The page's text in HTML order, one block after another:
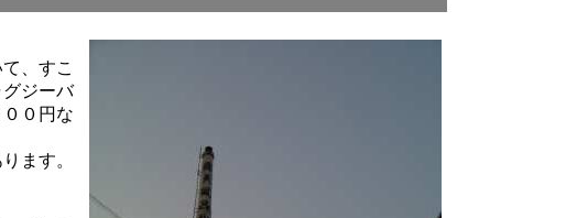
、すこ
ジーバ
０円な
ます。